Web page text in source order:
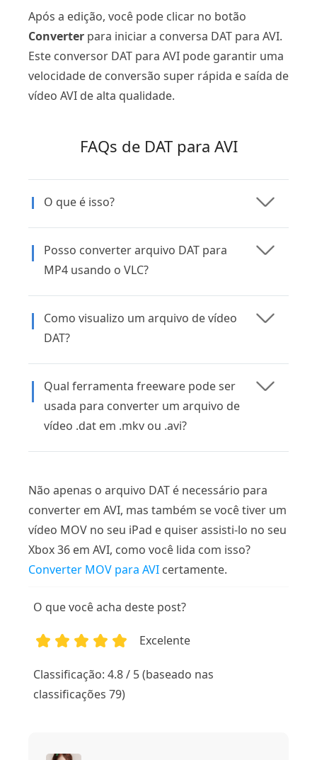
Após a edição, você pode clicar no botão
Converter para iniciar a conversa DAT para AVI.
Este conversor DAT para AVI pode garantir uma
velocidade de conversão super rápida e saída de
vídeo AVI de alta qualidade.
FAQs de DAT para AVI
O que é isso?
Posso converter arquivo DAT para
MP4 usando o VLC?
Como visualizo um arquivo de vídeo
DAT?
Qual ferramenta freeware pode ser
usada para converter um arquivo de
vídeo .dat em .mkv ou .avi?
Não apenas o arquivo DAT é necessário para
converter em AVI, mas também se você tiver um
vídeo MOV no seu iPad e quiser assisti-lo no seu
Xbox 36 em AVI, como você lida com isso?
Converter MOV para AVI certamente.
O que você acha deste post?
Excelente
Classificação: 4.8 / 5 (baseado nas
classificações 79)